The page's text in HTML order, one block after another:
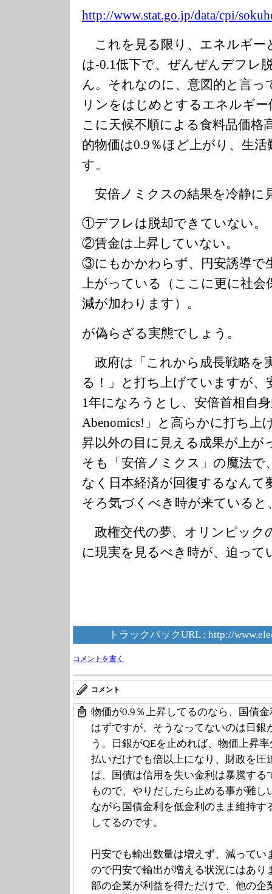
http://www.stat.go.jp/data/cpi/
これを見る限り、エネルギー
は‐0.1低下で、ぜんぜんデフレ
ん。それなのに、意図的と言っ
リンをはじめとするエネルギ
こに天候不順による食料品価格
的物価は0.9％ほど上がり、生
す。
安倍ノミクスの結果を冷静に
①デフレは脱却できていない。
②賃金は上昇していない。
③にもかかわらず、円安誘導で
上がっている（ここに更に社会
減が加わります）。
が偽らざる実態でしょう。
政府は「これから成長戦略を
る！」と打ち上げていますが、
1年になろうとし、安倍首相自
Abenomics!」と高らかに打ち上
昇以外の目に見える成果が上が
そも「安倍ノミクス」の魔法で
なく日本経済が回復するなん
そろ気づくべき時が来ていると
政権交代の夢、オリンピック
に現実を見るべき時が、迫って
トラックバックURL : http://
コメントを書く
コメント
物価が0.9％上昇してるのなら、国債
はずですが、そうなってないのは日銀
う。日銀がQEを止めれば、物価上昇
払いだけでも倍以上になり、財政を圧
ば、国債は信用を失い金利は暴騰する
もので、やりだしたら止める事が難
ながら国債金利を低金利のまま維持す
してるのです。
円安でも輸出数量は増えず、減って
ので円安で輸出が増える状況にはあり
部の企業が利益を得ただけで、他の企